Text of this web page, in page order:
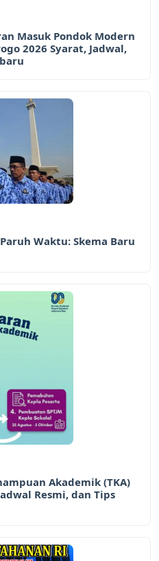
Masuk Pondok Modern
2026 Syarat, Jadwal,
Waktu: Skema Baru
Akademik (TKA)
Resmi, dan Tips